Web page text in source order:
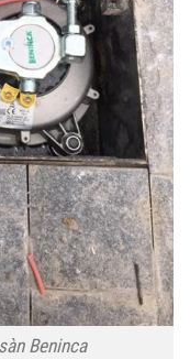
Beninca